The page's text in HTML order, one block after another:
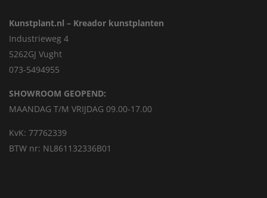
Kunstplant.nl – Kreador kunstplanten
Industrieweg 4
5262GJ Vught
073-5494955
SHOWROOM GEOPEND:
MAANDAG T/M VRIJDAG 09.00-17.00
KvK: 77762339
BTW nr: NL861132336B01